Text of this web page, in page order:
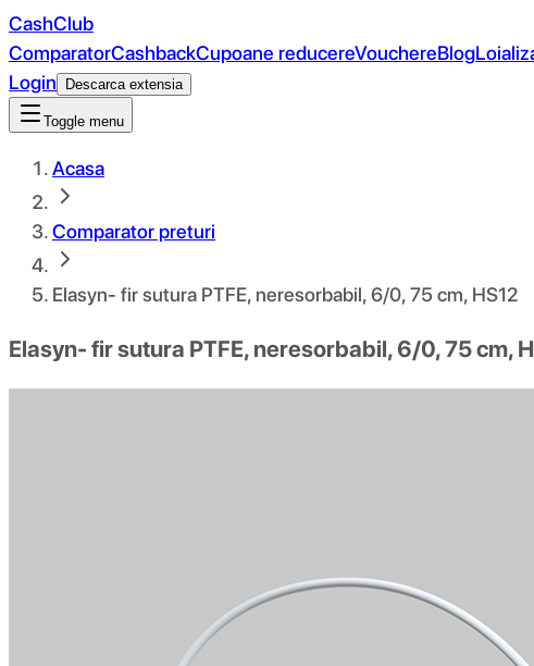
CashClub
ComparatorCashbackCupoane reducereVouchereBlog
Login
Descarca extensia
Toggle menu
Acasa
Comparator preturi
Elasyn- fir sutura PTFE, neresorbabil, 6/0, 75 cm, HS12
Elasyn- fir sutura PTFE, neresorbabil, 6/0, 75 cm,